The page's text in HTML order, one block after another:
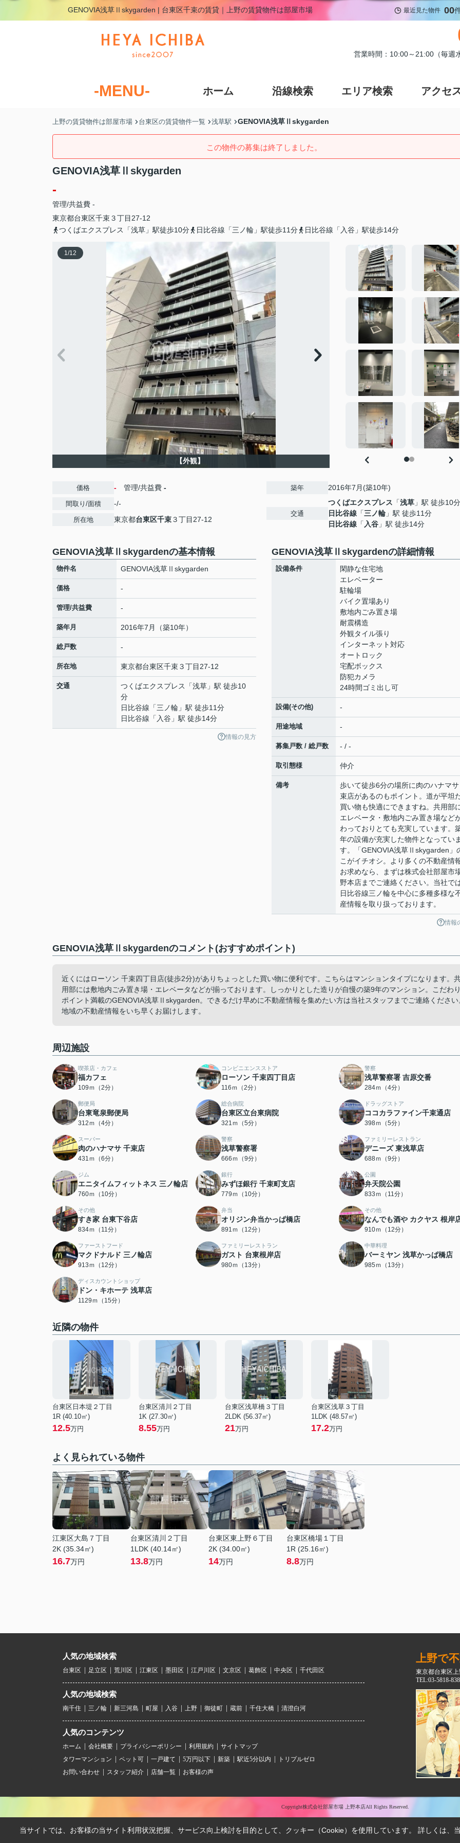
GENOVIA浅草Ⅱskygarden | 台東区千束の賃貸｜上野の賃貸物件は部屋市場 最近見た物件 00
営業時間：10:00～21:00（毎週
-MENU- ホーム 沿線検索 エリア検索 アクセ
上野の賃貸物件は部屋市場 台東区の賃貸物件一覧 浅草駅 GENOVIA浅草Ⅱskygarden
この物件の募集は終了しました。
GENOVIA浅草Ⅱskygarden
-
管理/共益費 -
東京都台東区千束３丁目27-12
つくばエクスプレス「浅草」駅徒歩10分
日比谷線「三ノ輪」駅徒歩11分 日比谷線「入谷」駅徒歩14分
1/12
【外観】
価格 - 管理/共益費 -
間取り/面積 -/-
所在地 東京都台東区千束３丁目27-12
築年 2016年7月(築10年)
交通
つくばエクスプレス 「浅草 」駅 徒歩10分
日比谷線 「三ノ輪 」駅 徒歩11分
日比谷線 「 入谷 」駅 徒歩14分
GENOVIA浅草Ⅱskygardenの基本情報
物件名 GENOVIA浅草Ⅱskygarden
価格 -
管理/共益費 -
築年月 2016年7月（築10年）
総戸数 -
所在地 東京都台東区千束３丁目27-12
交通 つくばエクスプレス 「浅草 」駅 徒歩10
分
日比谷線 「三ノ輪 」駅 徒歩11分
日比谷線 「 入谷 」駅 徒歩14分
情報の見方
GENOVIA浅草Ⅱskygardenの詳細情報
設備条件
閑静な住宅地
エレベーター
駐輪場
バイク置場あり
敷地内ごみ置き場
耐震構造
外観タイル張り
インターネット対応
オートロック
宅配ボックス
防犯カメラ
24時間ゴミ出し可
設備(その他) -
用途地域 -
募集戸数 / 総戸数 - / -
取引態様 仲介
備考
歩いて徒歩6分の場所に肉のハナマ
束店があるのもポイント。道が平坦
買い物も快適にできますね。共用部
エレベータ・敷地内ごみ置き場など
わっておりとても充実しています。
年の設備が充実した物件となってい
す。「GENOVIA浅草Ⅱskygarden」
こがイチオシ。より多くの不動産情
お求めなら、まずは株式会社部屋市
野本店までご連絡ください。当社で
日比谷線三ノ輪を中心に多種多様な
産情報を取り扱っております。
情報
GENOVIA浅草Ⅱskygardenのコメント(おすすめポイント)
近くにはローソン 千束四丁目店(徒歩2分)がありちょっとした買い物に便利です。こちらはマンションタイプになります。
用部には敷地内ごみ置き場・エレベータなどが揃っております。しっかりとした造りが自慢の築9年のマンション。こだわ
ポイント満載のGENOVIA浅草Ⅱskygarden。できるだけ早めに不動産情報を集めたい方は当社スタッフまでご連絡ください
地域の不動産情報をいち早くお届けします。
周辺施設
喫茶店・カフェ
福カフェ
109ｍ（2分）
コンビニエンスストア
ローソン 千束四丁目店
116ｍ（2分）
警察
浅草警察署 吉原交番
284ｍ（4分）
郵便局
台東竜泉郵便局
312ｍ（4分）
総合病院
台東区立台東病院
321ｍ（5分）
ドラッグストア
ココカラファイン千束通店
398ｍ（5分）
スーパー
肉のハナマサ 千束店
431ｍ（6分）
警察
浅草警察署
666ｍ（9分）
ファミリーレストラン
デニーズ 東浅草店
688ｍ（9分）
ジム
エニタイムフィットネス 三ノ輪店
760ｍ（10分）
銀行
みずほ銀行 千束町支店
779ｍ（10分）
公園
弁天院公園
833ｍ（11分）
その他
すき家 台東下谷店
834ｍ（11分）
弁当
オリジン弁当かっぱ橋店
891ｍ（12分）
その他
なんでも酒や カクヤス 根岸
910ｍ（12分）
ファーストフード
マクドナルド 三ノ輪店
913ｍ（12分）
ファミリーレストラン
ガスト 台東根岸店
980ｍ（13分）
中華料理
バーミヤン 浅草かっぱ橋店
985ｍ（13分）
ディスカウントショップ
ドン・キホーテ 浅草店
1129ｍ（15分）
近隣の物件
台東区日本堤２丁目
1R (40.10㎡)
12.5万円
台東区清川２丁目
1K (27.30㎡)
8.55万円
台東区浅草橋３丁目
2LDK (56.37㎡)
21万円
台東区浅草３丁目
1LDK (48.57㎡)
17.2万円
よく見られている物件
江東区大島７丁目
2K (35.34㎡)
16.7万円
台東区清川２丁目
1LDK (40.14㎡)
13.8万円
台東区東上野６丁目
2K (34.00㎡)
14万円
台東区橋場１丁目
1R (25.16㎡)
8.8万円
人気の地域検索
台東区 足立区 荒川区 江東区 墨田区 江戸川区 文京区 葛飾区 中央区 千代田区
人気の地域検索
南千住 三ノ輪 新三河島 町屋 入谷 上野 御徒町 蔵前 千住大橋 清澄白河
人気のコンテンツ
ホーム 会社概要 プライバシーポリシー 利用規約
サイトマップ
タワーマンション
ペット可 一戸建て 5万円以下 新築 駅近5分以内
トリプルゼロ
お問い合わせ
スタッフ紹介 店舗一覧 お客様の声
上野で
東京都台東区
TEL:03-5818-
Copyright株式会社部屋市場 上野本店All Rights Reserved.
当サイトでは、お客様の当サイト利用状況把握、サービス向上検討を目的として、クッキー（Cookie）を使用しています。 詳しくは、